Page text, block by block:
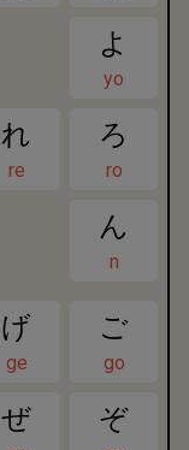
よ
yo
れ
re
ろ
ro
ん
n
げ
ge
ご
go
ぜ ぞ